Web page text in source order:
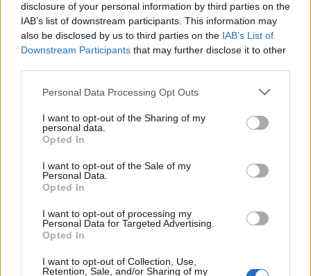
disclosure of your personal information by third parties on the
IAB’s list of downstream participants. This information may
also be disclosed by us to third parties on the IAB’s List of
Downstream Participants that may further disclose it to other
Personal Data Processing Opt Outs
I want to opt-out of the Sharing of my
personal data.
Opted In
I want to opt-out of the Sale of my
Personal Data.
Opted In
I want to opt-out of processing my
Personal Data for Targeted Advertising.
Opted In
I want to opt-out of Collection, Use,
Retention, Sale, and/or Sharing of my
Energia
382 kcal
Rasva
7,2 g
Hiilih.
60,0 g
Proteiini
14,0 g